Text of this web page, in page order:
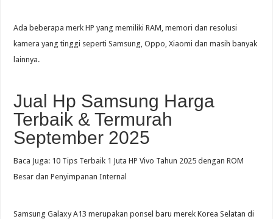
Ada beberapa merk HP yang memiliki RAM, memori dan resolusi
kamera yang tinggi seperti Samsung, Oppo, Xiaomi dan masih banyak
lainnya.
Jual Hp Samsung Harga
Terbaik & Termurah
September 2025
Baca Juga: 10 Tips Terbaik 1 Juta HP Vivo Tahun 2025 dengan ROM
Besar dan Penyimpanan Internal
Samsung Galaxy A13 merupakan ponsel baru merek Korea Selatan di